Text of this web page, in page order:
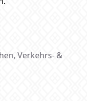
Verkehrs- &